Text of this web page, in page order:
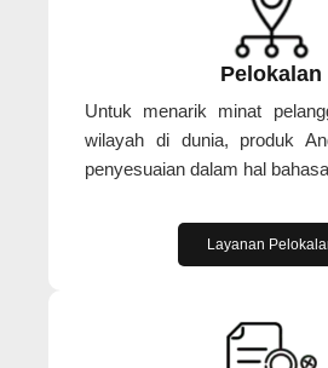
Pelokalan
Untuk menarik minat
wilayah di dunia, produk
penyesuaian dalam hal
Layanan